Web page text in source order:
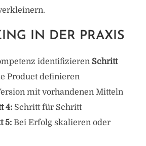
IN DER PRAXIS
identifizieren Schritt
Product definieren
mit vorhandenen Mitteln
4:Schritt für Schritt
5:Bei Erfolg skalieren oder